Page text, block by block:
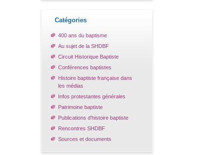
Catégories
400 ans du baptisme
Au sujet de la SHDBF
Circuit Historique Baptiste
Conférences baptistes
Histoire baptiste française dans
les médias
Infos protestantes générales
Patrimoine baptiste
Publications d'histoire baptiste
Rencontres SHDBF
Sources et documents